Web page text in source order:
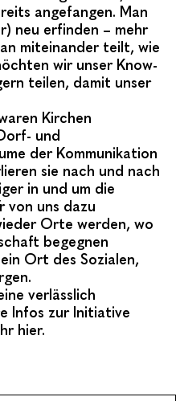
angefangen. Man
neu erfinden – mehr
miteinander teilt, wie
wir unser Know-
teilen, damit unser
Kirchen
und
der Kommunikation
sie nach und nach
in und um die
von uns dazu
Orte werden, wo
begegnen
Ort des Sozialen,
verlässlich
Infos zur Initiative
hier.